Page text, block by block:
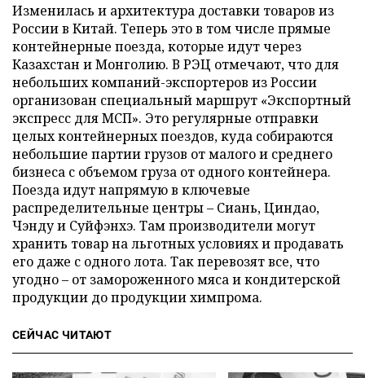
Изменилась и архитектура доставки товаров из
России в Китай. Теперь это в том числе прямые
контейнерные поезда, которые идут через
Казахстан и Монголию. В РЭЦ отмечают, что для
небольших компаний-экспортеров из России
организован специальный маршрут «Экспортный
экспресс для МСП». Это регулярные отправки
целых контейнерных поездов, куда собираются
небольшие партии грузов от малого и среднего
бизнеса с объемом груза от одного контейнера.
Поезда идут напрямую в ключевые
распределительные центры – Сиань, Циндао,
Чэнду и Суйфэнхэ. Там производители могут
хранить товар на льготных условиях и продавать
его даже с одного лота. Так перевозят все, что
угодно – от замороженного мяса и кондитерской
продукции до продукции химпрома.
СЕЙЧАС ЧИТАЮТ